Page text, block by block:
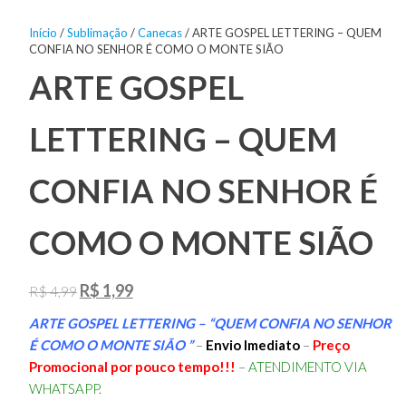
Início /Sublimação /Canecas/ ARTE GOSPEL LETTERING – QUEM
CONFIA NO SENHOR É COMO O MONTE SIÃO
ARTE GOSPEL
LETTERING – QUEM
CONFIA NO SENHOR É
COMO O MONTE SIÃO
R$4,99 O
preço
original
era:
R$ 4,99.
R$ 1,99O
preço
atual
é:
ARTE GOSPEL LETTERING – “QUEM CONFIA NO SENHOR
É COMO O MONTE SIÃO ”– Envio Imediato– Preço
Promocional por pouco tempo!!! – ATENDIMENTO VIA
WHATSAPP.